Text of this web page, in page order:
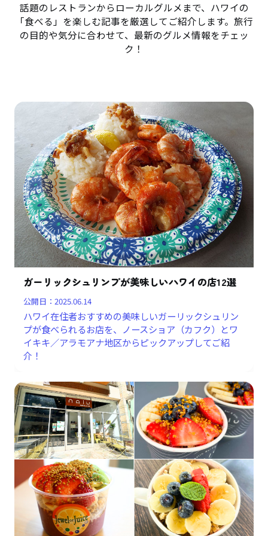
話題のレストランからローカルグルメまで、ハワイの
「食べる」を楽しむ記事を厳選してご紹介します。旅行
の目的や気分に合わせて、最新のグルメ情報をチェッ
ク！
ガーリックシュリンプが美味しいハワイの店12選
公開日：2025.06.14
ハワイ在住者おすすめの美味しいガーリックシュリン
プが食べられるお店を、ノースショア（カフク）とワ
イキキ／アラモアナ地区からピックアップしてご紹
介！